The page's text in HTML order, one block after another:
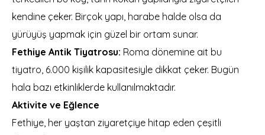
kendine çeker. Birçok yapı, harabe halde olsa da
yürüyüş yapmak için güzel bir ortam sunar.
Fethiye Antik Tiyatrosu: Roma dönemine ait bu
tiyatro, 6.000 kişilik kapasitesiyle dikkat çeker. Bugün
hala bazı etkinliklerde kullanılmaktadır.
Aktivite ve Eğlence
Fethiye, her yaştan ziyaretçiye hitap eden çeşitli